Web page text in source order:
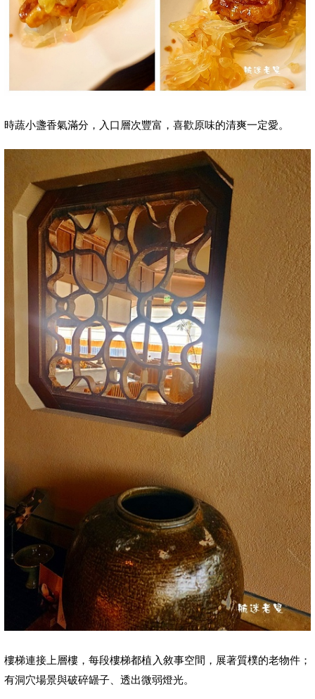
時蔬小盞香氣滿分，入口層次豐富，喜歡原味的清爽一定愛。
樓梯連接上層樓，每段樓梯都植入敘事空間，展著質樸的老物件；
有洞穴場景與破碎罎子、透出微弱燈光。